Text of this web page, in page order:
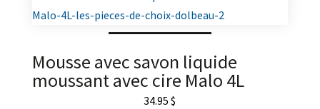
Mousse avec savon liquide
moussant avec cire Malo 4L
34.95$